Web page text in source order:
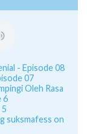
- Episode 08
07
Oleh Rasa
6
suksmafess on